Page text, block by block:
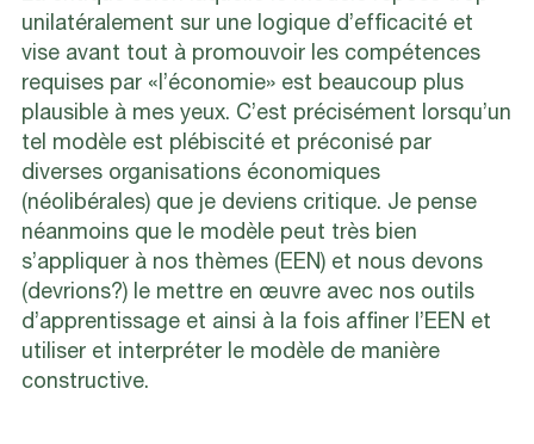
unilatéralement sur une logique d’efficacité et
vise avant tout à promouvoir les compétences
requises par «l’économie» est beaucoup plus
plausible à mes yeux. C’est précisément lorsqu’un
tel modèle est plébiscité et préconisé par
diverses organisations économiques
(néolibérales) que je deviens critique. Je pense
néanmoins que le modèle peut très bien
s’appliquer à nos thèmes (EEN) et nous devons
(devrions?) le mettre en œuvre avec nos outils
d’apprentissage et ainsi à la fois affiner l’EEN et
utiliser et interpréter le modèle de manière
constructive.